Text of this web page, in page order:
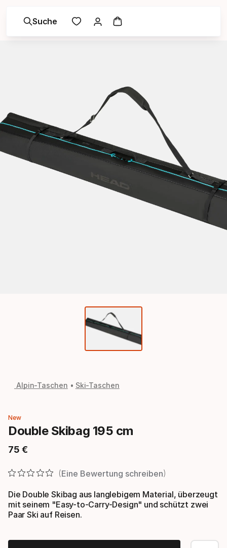
Suche
Alpin-Taschen Ski-Taschen
New
Double Skibag 195 cm
75 €
Endpreis
Eine Bewertung schreiben
Die Double Skibag aus langlebigem Material, überzeugt
mit seinem "Easy-to-Carry-Design" und schützt zwei
Paar Ski auf Reisen.